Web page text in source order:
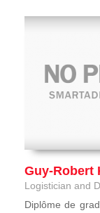
Guy-Robert
Logistician and
Diplôme de